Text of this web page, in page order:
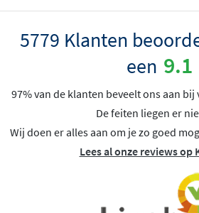
5779 Klanten
een 9.1
97% van de klanten beveelt ons aan
De feiten liegen er
Wij doen er alles aan om je zo goed
Lees al onze reviews op